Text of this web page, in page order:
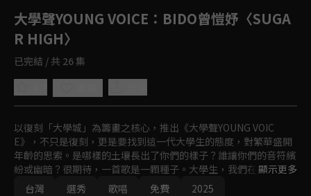
大學聲YOUNG VOICE ：BIDO曾愷妤〈SUGA
R HIGH〉
已完結 / 共 26 集
以復刻「大學城」為籌畫之核心，推出《大學聲YOUNG VOIC
E》，不只是復刻，更是要找到這一代大學生的態度，對繁華盛開
年齡的思索。是哪樣的土壤長出了你們的樣子？誰讓你們的音符繽
紛或幽暗？很期待，一首歌是一顆種子。大學生，我們在找你！藉
由尋找、競賽，傾聽大學之聲。
顯示更多
台灣
選秀 歌唱 免費 2025